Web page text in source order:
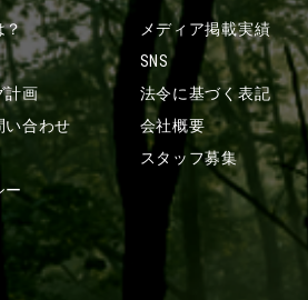
？
計画
い合わせ
ー
メディア掲載実績
SNS
法令に基づく表記
会社概要
スタッフ募集